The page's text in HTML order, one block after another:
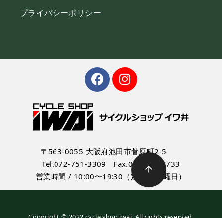
プライバシーポリシー
〒563-0055 大阪府池田市菅原町2-5
Tel.072-751-3309 Fax.072-751-3733
営業時間 / 10:00〜19:30（定休日:水曜日）